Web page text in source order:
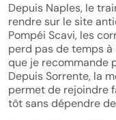
Depuis Naples, le
rendre sur le site
Pompéi Scavi, les
perd pas de temps à
que je recommande
Depuis Sorrente, la
permet de rejoindre
tôt sans dépendre